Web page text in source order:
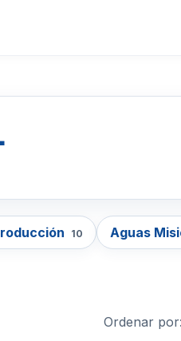
10 Aguas
Ordenar por: